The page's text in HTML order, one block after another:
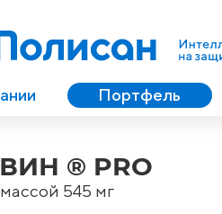
Портфель
® PRO
545 мг